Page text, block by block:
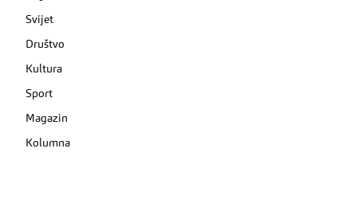
Svijet
Društvo
Kultura
Sport
Magazin
Kolumna